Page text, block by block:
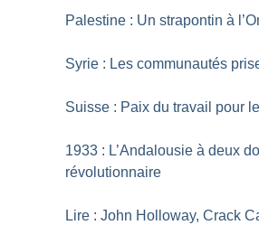
Palestine : Un strapontin à
Syrie : Les communautés
Suisse : Paix du travail pour
1933 : L’Andalousie à deux
révolutionnaire
Lire : John Holloway, Crack